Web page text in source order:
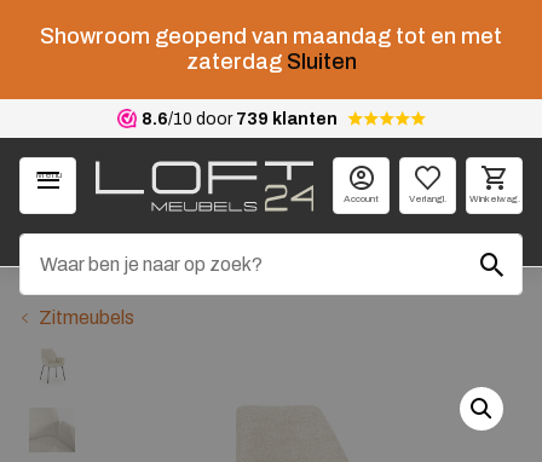
Showroom geopend van maandag tot en met
zaterdag Sluiten
8.6/10 door 739 klanten
Menu
Account Verlangl. Winkelwag.
Zitmeubels